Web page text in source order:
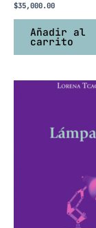
$35,000.00
Añadir al
carrito